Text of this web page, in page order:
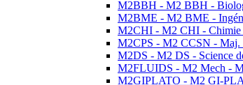
M2BBH - M2 BBH -
M2BME - M2 BME -
M2CHI - M2 CHI - Chimie
M2CPS - M2 CCSN - Maj.
M2DS - M2 DS - Science
M2FLUIDS - M2 Mech -
M2GIPLATO - M2 GI-